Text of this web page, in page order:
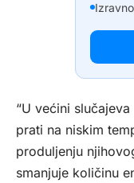
“U većini
prati na niskim
produljenju
smanjuje količinu